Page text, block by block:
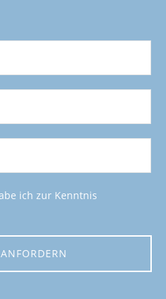
ich zur Kenntnis